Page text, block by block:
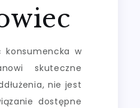
konsumencka w
skuteczne
nie jest
dostępne